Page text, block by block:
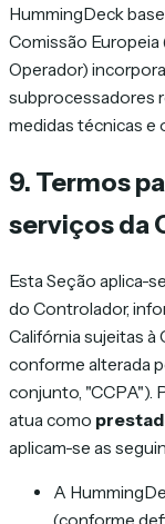
HummingDeck
Comissão
Operador)
subprocessadores
medidas técnicas e
9. Termos
serviços da
Esta Seção aplica-
do Controlador,
Califórnia sujeitas à
conforme alterada
conjunto, "CCPA").
atua como
aplicam-se as
A